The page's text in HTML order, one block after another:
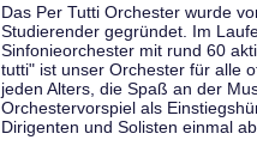
Das Per Tutti Orchester wurde
Studierender gegründet. Im
Sinfonieorchester mit rund 60
tutti" ist unser Orchester für alle
jeden Alters, die Spaß an der
Orchestervorspiel als
Dirigenten und Solisten einmal